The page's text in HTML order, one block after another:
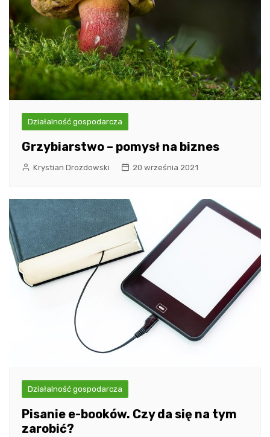
Działalność gospodarcza
Grzybiarstwo – pomysł na biznes
Krystian Drozdowski 20 września 2021
Działalność gospodarcza
Pisanie e-booków. Czy da się na tym
zarobić?